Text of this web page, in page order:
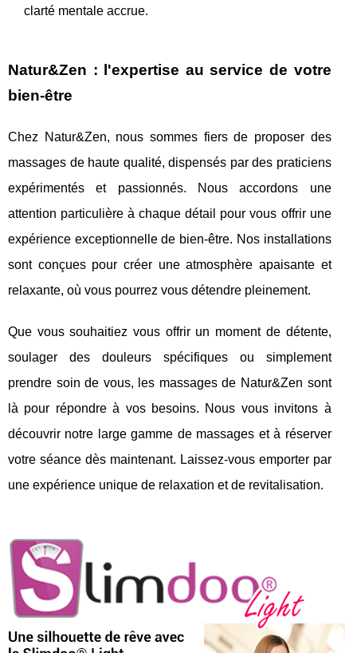
clarté mentale accrue.
Natur&Zen : l'expertise au service de votre
bien-être
Chez Natur&Zen, nous sommes fiers de proposer des
massages de haute qualité, dispensés par des praticiens
expérimentés et passionnés. Nous accordons une
attention particulière à chaque détail pour vous offrir une
expérience exceptionnelle de bien-être. Nos installations
sont conçues pour créer une atmosphère apaisante et
relaxante, où vous pourrez vous détendre pleinement.
Que vous souhaitiez vous offrir un moment de détente,
soulager des douleurs spécifiques ou simplement
prendre soin de vous, les massages de Natur&Zen sont
là pour répondre à vos besoins. Nous vous invitons à
découvrir notre large gamme de massages et à réserver
votre séance dès maintenant. Laissez-vous emporter par
une expérience unique de relaxation et de revitalisation.